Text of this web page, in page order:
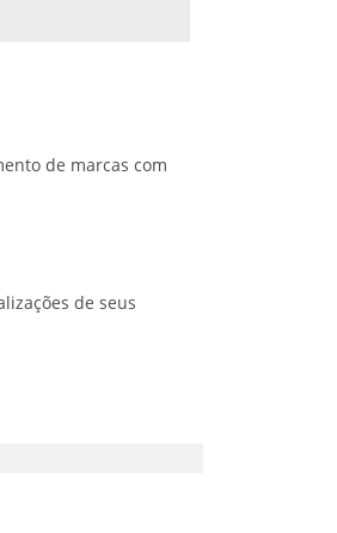
de marcas com
de seus